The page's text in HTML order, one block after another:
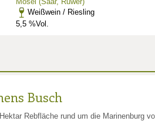
Weißwein / Riesling
5,5 %Vol.
Busch
Rebfläche rund um die Marinenburg